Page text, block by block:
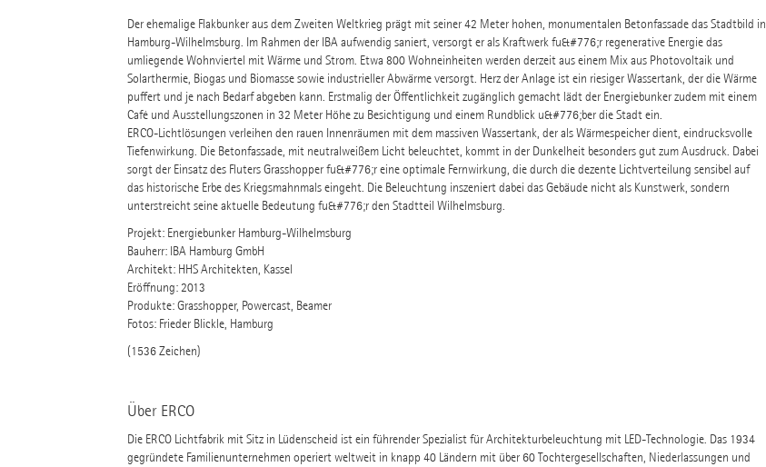
Der ehemalige Flakbunker aus dem Zweiten Weltkrieg prägt mit seiner 42 Meter hohen, monumentalen Betonfassade das Stadtbild in
Hamburg-Wilhelmsburg. Im Rahmen der IBA aufwendig saniert, versorgt er als Kraftwerk fu&#776;r regenerative Energie das
umliegende Wohnviertel mit Wärme und Strom. Etwa 800 Wohneinheiten werden derzeit aus einem Mix aus Photovoltaik und
Solarthermie, Biogas und Biomasse sowie industrieller Abwärme versorgt. Herz der Anlage ist ein riesiger Wassertank, der die Wärme
puffert und je nach Bedarf abgeben kann. Erstmalig der Öffentlichkeit zugänglich gemacht lädt der Energiebunker zudem mit einem
Café und Ausstellungszonen in 32 Meter Höhe zu Besichtigung und einem Rundblick u&#776;ber die Stadt ein.
ERCO-Lichtlösungen verleihen den rauen Innenräumen mit dem massiven Wassertank, der als Wärmespeicher dient, eindrucksvolle
Tiefenwirkung. Die Betonfassade, mit neutralweißem Licht beleuchtet, kommt in der Dunkelheit besonders gut zum Ausdruck. Dabei
sorgt der Einsatz des Fluters Grasshopper fu&#776;r eine optimale Fernwirkung, die durch die dezente Lichtverteilung sensibel auf
das historische Erbe des Kriegsmahnmals eingeht. Die Beleuchtung inszeniert dabei das Gebäude nicht als Kunstwerk, sondern
unterstreicht seine aktuelle Bedeutung fu&#776;r den Stadtteil Wilhelmsburg.
Projekt: Energiebunker Hamburg-Wilhelmsburg
Bauherr: IBA Hamburg GmbH
Architekt: HHS Architekten, Kassel
Eröffnung: 2013
Produkte: Grasshopper, Powercast, Beamer
Fotos: Frieder Blickle, Hamburg
(1536 Zeichen)
Über ERCO
Die ERCO Lichtfabrik mit Sitz in Lüdenscheid ist ein führender Spezialist für Architekturbeleuchtung mit LED-Technologie. Das 1934
gegründete Familienunternehmen operiert weltweit in knapp 40 Ländern mit über 60 Tochtergesellschaften, Niederlassungen und